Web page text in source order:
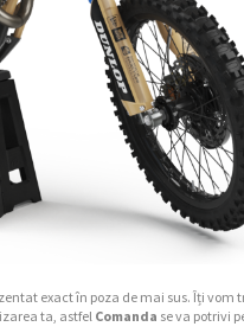
exact în poza de mai sus. Îți vom
ta, astfel Comanda se va potrivi